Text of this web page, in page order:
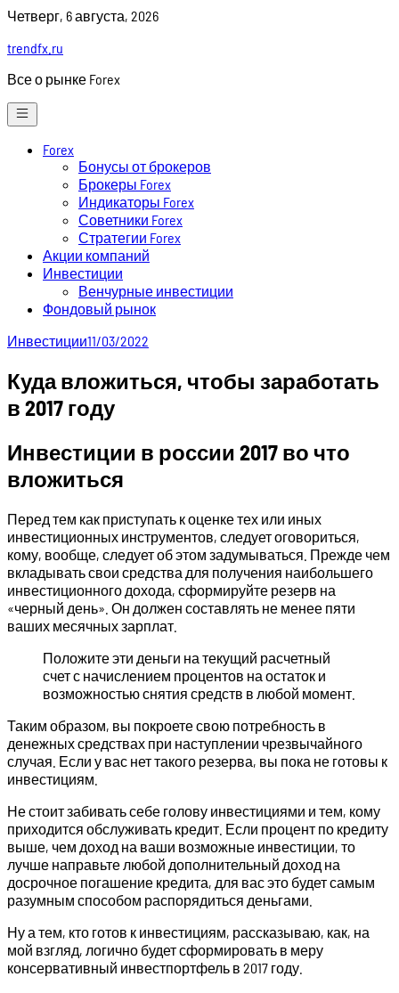
Skip
content
Четверг, 6 августа, 2026
trendfx.ru
Все о рынке Forex
Forex
Бонусы от брокеров
Брокеры Forex
Индикаторы Forex
Советники Forex
Стратегии Forex
Акции компаний
Инвестиции
Венчурные инвестиции
Фондовый рынок
Инвестиции11/03/2022
Куда вложиться, чтобы заработать
в 2017 году
Инвестиции в россии 2017 во что
вложиться
Перед тем как приступать к оценке тех или иных
инвестиционных инструментов, следует оговориться,
кому, вообще, следует об этом задумываться. Прежде чем
вкладывать свои средства для получения наибольшего
инвестиционного дохода, сформируйте резерв на
«черный день». Он должен составлять не менее пяти
ваших месячных зарплат.
Положите эти деньги на текущий расчетный
счет с начислением процентов на остаток и
возможностью снятия средств в любой момент.
Таким образом, вы покроете свою потребность в
денежных средствах при наступлении чрезвычайного
случая. Если у вас нет такого резерва, вы пока не готовы к
инвестициям.
Не стоит забивать себе голову инвестициями и тем, кому
приходится обслуживать кредит. Если процент по кредиту
выше, чем доход на ваши возможные инвестиции, то
лучше направьте любой дополнительный доход на
досрочное погашение кредита, для вас это будет самым
разумным способом распорядиться деньгами.
Ну а тем, кто готов к инвестициям, рассказываю, как, на
мой взгляд, логично будет сформировать в меру
консервативный инвестпортфель в 2017 году.